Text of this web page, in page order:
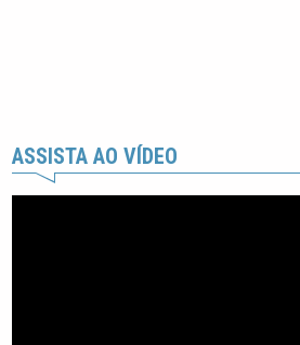
ASSISTA AO VÍDEO